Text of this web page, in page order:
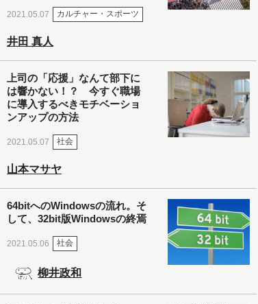
2021.05.07 カルチャー・スポーツ
井田 真人
上司の「応援」なんて部下に
は響かない！？ 今すぐ職場
に導入するべきモチベーショ
ンアップの方法
2021.05.07 社会
山本マサヤ
64bitへのWindowsの流れ。そ
して、32bit版Windowsの終焉
2021.05.06 社会
柳井政和